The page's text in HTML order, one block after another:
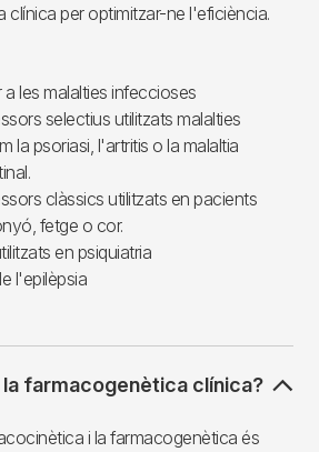
clínica per optimitzar-ne l'eficiència.
a les malalties infeccioses
selectius utilitzats malalties
la psoriasi, l'artritis o la malaltia
clàssics utilitzats en pacients
fetge o cor.
en psiquiatria
l'epilèpsia
la farmacogenètica clínica?
i la farmacogenètica és